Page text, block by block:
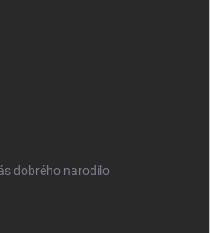
dobrého narodilo